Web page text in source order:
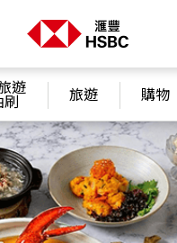
遊
刷 旅遊 購物